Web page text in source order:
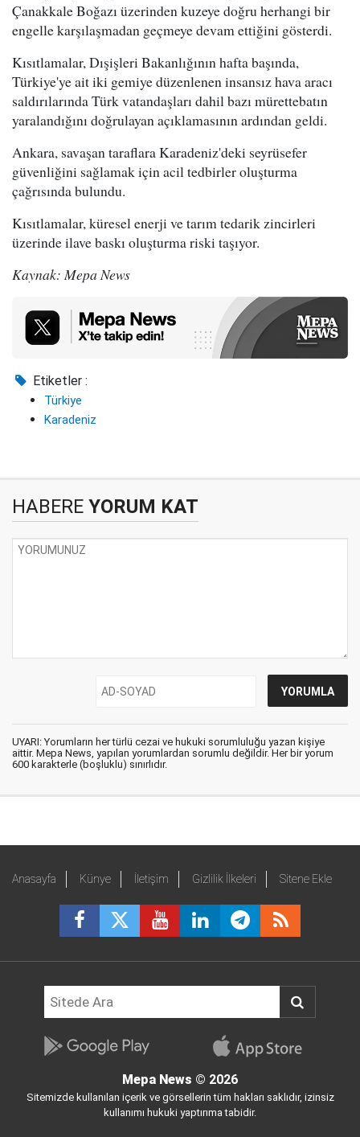
Çanakkale Boğazı üzerinden kuzeye doğru herhangi bir
engelle karşılaşmadan geçmeye devam ettiğini gösterdi.
Kısıtlamalar, Dışişleri Bakanlığının hafta başında,
Türkiye'ye ait iki gemiye düzenlenen insansız hava aracı
saldırılarında Türk vatandaşları dahil bazı mürettebatın
yaralandığını doğrulayan açıklamasının ardından geldi.
Ankara, savaşan taraflara Karadeniz'deki seyrüsefer
güvenliğini sağlamak için acil tedbirler oluşturma
çağrısında bulundu.
Kısıtlamalar, küresel enerji ve tarım tedarik zincirleri
üzerinde ilave baskı oluşturma riski taşıyor.
Kaynak: Mepa News
Etiketler :
Türkiye
Karadeniz
HABERE YORUM KAT
UYARI: Yorumların her türlü cezai ve hukuki sorumluluğu yazan kişiye
aittir. Mepa News, yapılan yorumlardan sorumlu değildir. Her bir yorum
600 karakterle (boşluklu) sınırlıdır.
Anasayfa Künye İletişim Gizlilik İlkeleri Sitene Ekle
Mepa News © 2026
Sitemizde kullanılan içerik ve görsellerin tüm hakları saklıdır, izinsiz
kullanımı hukuki yaptırıma tabidir.